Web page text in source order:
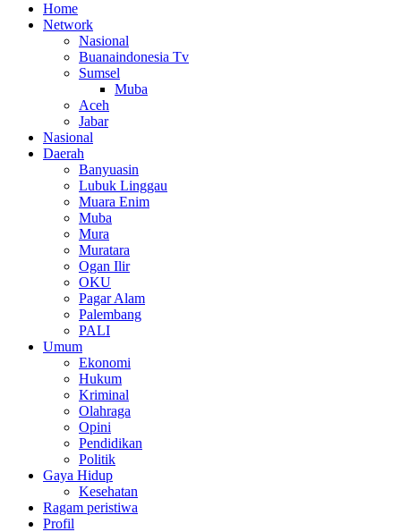
Home
Network
Nasional
Buanaindonesia Tv
Sumsel
Muba
Aceh
Jabar
Nasional
Daerah
Banyuasin
Lubuk Linggau
Muara Enim
Muba
Mura
Muratara
Ogan Ilir
OKU
Pagar Alam
Palembang
PALI
Umum
Ekonomi
Hukum
Kriminal
Olahraga
Opini
Pendidikan
Politik
Gaya Hidup
Kesehatan
Ragam peristiwa
Profil